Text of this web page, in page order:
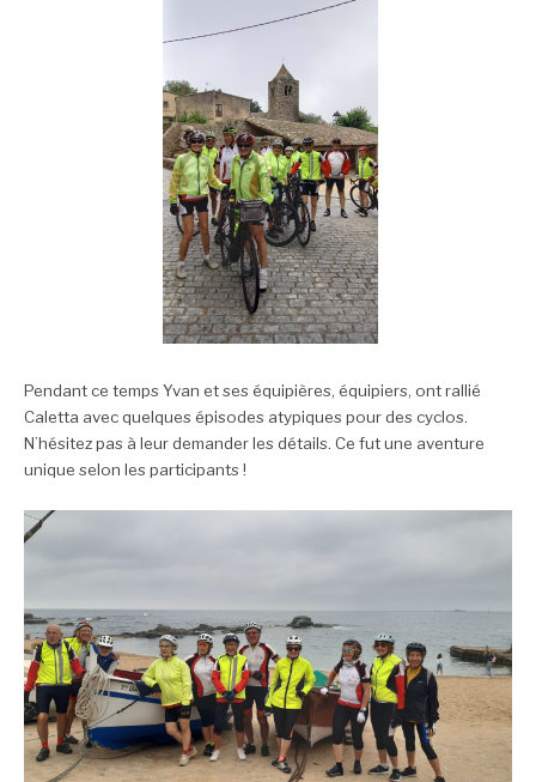
Pendant ce temps Yvan et ses équipières, équipiers, ont rallié
Caletta avec quelques épisodes atypiques pour des cyclos.
N’hésitez pas à leur demander les détails. Ce fut une aventure
unique selon les participants !